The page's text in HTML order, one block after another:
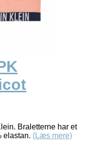
Braletterne har et
elastan. (Læs mere)